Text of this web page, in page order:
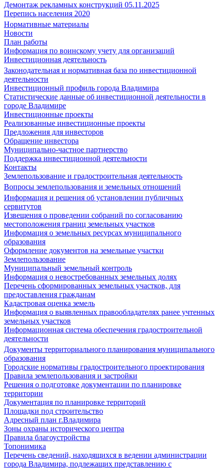
Демонтаж рекламных конструкций 05.11.2025
Перепись населения 2020
Нормативные материалы
Новости
План работы
Информация по воинскому учету для организаций
Инвестиционная деятельность
Законодательная и нормативная база по инвестиционной
деятельности
Инвестиционный профиль города Владимира
Статистические данные об инвестиционной деятельности в
городе Владимире
Инвестиционные проекты
Реализованные инвестиционные проекты
Предложения для инвесторов
Обращение инвестора
Муниципально-частное партнерство
Поддержка инвестиционной деятельности
Контакты
Землепользование и градостроительная деятельность
Вопросы землепользования и земельных отношений
Информация и решения об установлении публичных
сервитутов
Извещения о проведении собраний по согласованию
местоположения границ земельных участков
Информация о земельных ресурсах муниципального
образования
Оформление документов на земельные участки
Землепользование
Муниципальный земельный контроль
Информация о невостребованных земельных долях
Перечень сформированных земельных участков, для
предоставления гражданам
Кадастровая оценка земель
Информация о выявленных правообладателях ранее учтенных
земельных участков
Информационная система обеспечения градостроительной
деятельности
Документы территориального планирования муниципального
образования
Городские нормативы градостроительного проектирования
Правила землепользования и застройки
Решения о подготовке документации по планировке
территории
Документация по планировке территорий
Площадки под строительство
Адресный план г.Владимира
Зоны охраны исторического центра
Правила благоустройства
Топонимика
Перечень сведений, находящихся в ведении администрации
города Владимира, подлежащих представлению с